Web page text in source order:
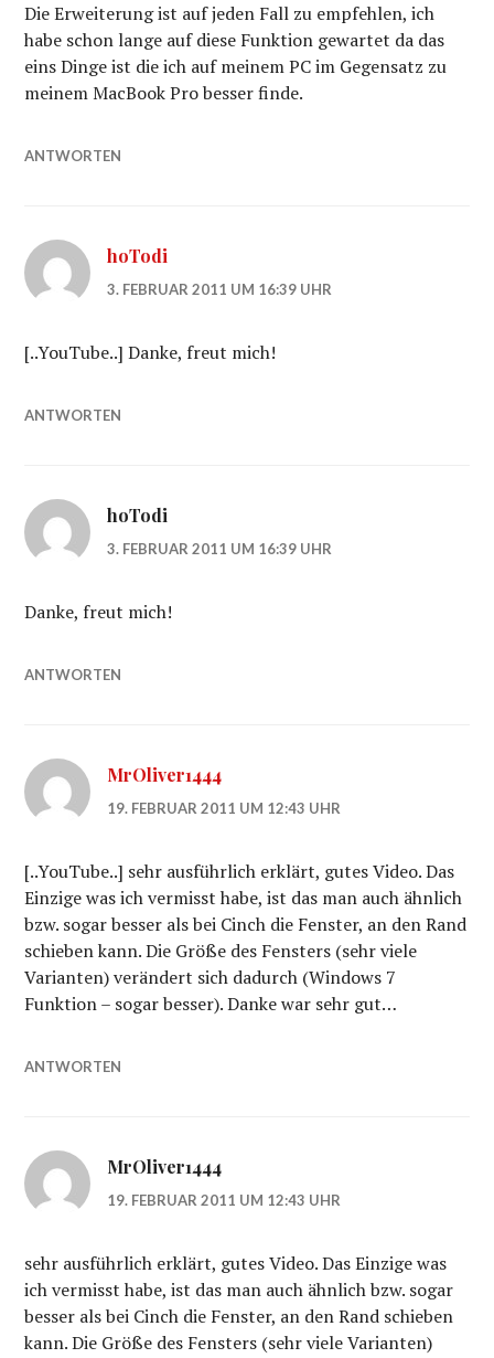
Die Erweiterung ist auf jeden Fall zu empfehlen, ich
habe schon lange auf diese Funktion gewartet da das
eins Dinge ist die ich auf meinem PC im Gegensatz zu
meinem MacBook Pro besser finde.
ANTWORTEN
hoTodi
3. FEBRUAR 2011 UM 16:39 UHR
[..YouTube..] Danke, freut mich!
ANTWORTEN
hoTodi
3. FEBRUAR 2011 UM 16:39 UHR
Danke, freut mich!
ANTWORTEN
MrOliver1444
19. FEBRUAR 2011 UM 12:43 UHR
[..YouTube..] sehr ausführlich erklärt, gutes Video. Das
Einzige was ich vermisst habe, ist das man auch ähnlich
bzw. sogar besser als bei Cinch die Fenster, an den Rand
schieben kann. Die Größe des Fensters (sehr viele
Varianten) verändert sich dadurch (Windows 7
Funktion – sogar besser). Danke war sehr gut…
ANTWORTEN
MrOliver1444
19. FEBRUAR 2011 UM 12:43 UHR
sehr ausführlich erklärt, gutes Video. Das Einzige was
ich vermisst habe, ist das man auch ähnlich bzw. sogar
besser als bei Cinch die Fenster, an den Rand schieben
kann. Die Größe des Fensters (sehr viele Varianten)